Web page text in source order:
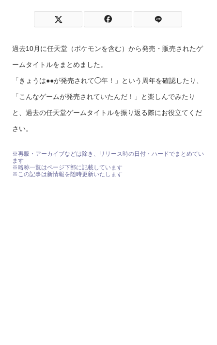
過去10月に任天堂（ポケモンを含む）から発売・販売されたゲ
ームタイトルをまとめました。
「きょうは●●が発売されて◯年！」という周年を確認したり、
「こんなゲームが発売されていたんだ！」と楽しんでみたり
と、過去の任天堂ゲームタイトルを振り返る際にお役立てくだ
さい。
※再販・アーカイブなどは除き、リリース時の日付・ハードでまとめてい
ます
※略称一覧はページ下部に記載しています
※この記事は新情報を随時更新いたします